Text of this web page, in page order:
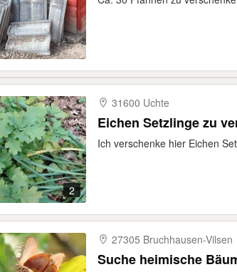
2
31600 Uchte
Eichen
Ich verschenke hier Eichen
27305 Bruchhausen-​Vilsen
Suche heimische